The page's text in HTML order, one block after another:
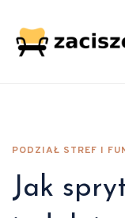
PODZIAŁ STREF I
Jak